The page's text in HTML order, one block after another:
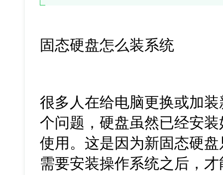
固态硬盘怎么装系统
很多人在给电脑更换或加
个问题，硬盘虽然已经安
使用。这是因为新固态硬盘
需要安装操作系统之后，